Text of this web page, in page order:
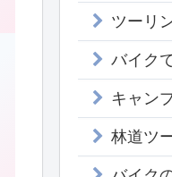
ツーリ
バイク
キャン
林道ツ